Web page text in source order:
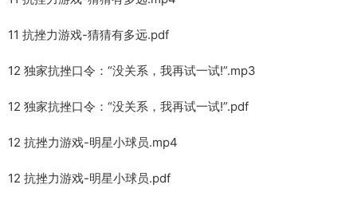
11 抗挫力游戏-猜猜有多远.pdf
12 独家抗挫口令：“没关系，我再试一试!”.mp3
12 独家抗挫口令：“没关系，我再试一试!”.pdf
12 抗挫力游戏-明星小球员.mp4
12 抗挫力游戏-明星小球员.pdf